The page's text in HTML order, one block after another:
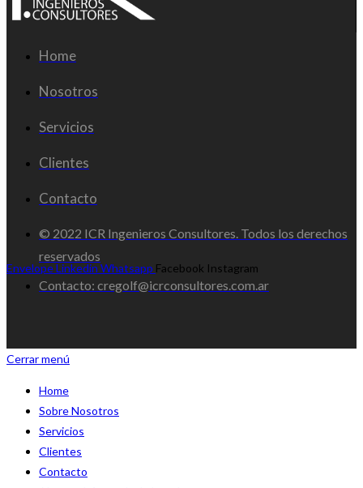
Home
Nosotros
Servicios
Clientes
Contacto
© 2022 ICR Ingenieros Consultores. Todos los derechos
reservados
EnvelopeLinkedin Whatsapp Facebook Instagram
Contacto: cregolf@icrconsultores.com.ar
Cerrar menú
Home
Sobre Nosotros
Servicios
Clientes
Contacto